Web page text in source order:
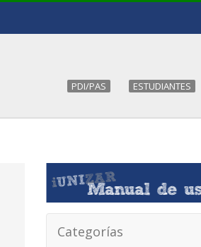
PDI/PAS ESTUDIANTES
Categorías